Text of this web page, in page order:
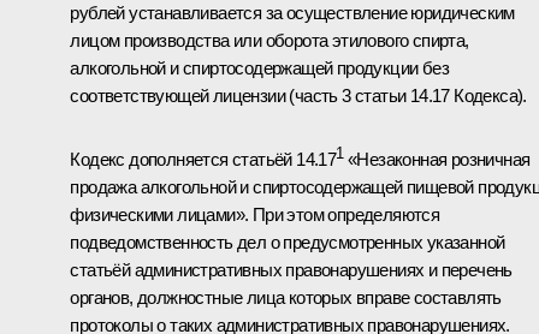
рублей устанавливается за осуществление юридическим
лицом производства или оборота этилового спирта,
алкогольной и спиртосодержащей продукции без
соответствующей лицензии (часть 3 статьи 14.17 Кодекса).
Кодекс дополняется статьёй 14.171«Незаконная розничная
продажа алкогольной и спиртосодержащей пищевой
физическими лицами». При этом определяются
подведомственность дел о предусмотренных указанной
статьёй административных правонарушениях и перечень
органов, должностные лица которых вправе составлять
протоколы о таких административных правонарушениях.